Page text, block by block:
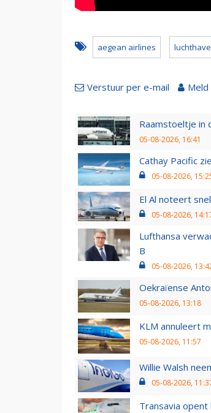
aegean airlines
Verstuur per e-mail
Raamstoeltje in
05-08-2026, 16:41
Cathay Pacific
05-08-2026,
El Al noteert
05-08-2026,
Lufthansa
B
05-08-2026,
Oekraïense
05-08-2026, 13:18
KLM annuleert
05-08-2026, 11:57
Willie Walsh
05-08-2026,
Transavia